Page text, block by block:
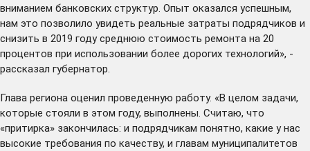
вниманием банковских структур. Опыт оказался успешным,
нам это позволило увидеть реальные затраты подрядчиков и
снизить в 2019 году среднюю стоимость ремонта на 20
процентов при использовании более дорогих технологий», -
рассказал губернатор.
Глава региона оценил проведенную работу. «В целом задачи,
которые стояли в этом году, выполнены. Считаю, что
«притирка» закончилась: и подрядчикам понятно, какие у нас
высокие требования по качеству, и главам муниципалитетов